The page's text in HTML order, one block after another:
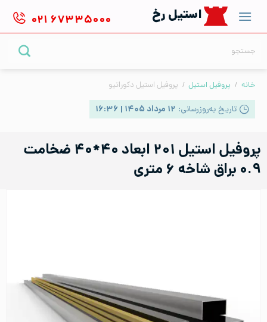
content
استیل رخ ۰۲۱ ۶۷۳۳۵۰۰۰
خانه / پروفیل استیل / پروفیل استیل دکوراتیو
تاریخ به‌روزرسانی: ۱۲ مرداد ۱۴۰۵ | ۱۶:۳۶
پروفیل استیل ۲۰۱ ابعاد ۴۰*۴۰ ضخامت
۰.۹ براق شاخه ۶ متری